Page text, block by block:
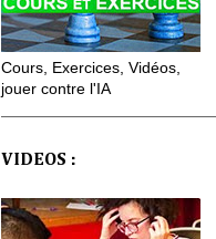
Cours, Exercices, Vidéos,
jouer contre l'IA
VIDEOS :